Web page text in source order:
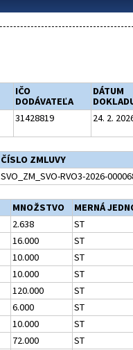
IČO
DODÁVATEĽA
DÁTUM
31428819 24. 2.
ČÍSLO ZMLUVY
SVO_ZM_SVO-RVO3-2026-
MNOŽSTVO MERNÁ
2.638 ST
16.000 ST
10.000 ST
10.000 ST
120.000 ST
6.000 ST
10.000 ST
72.000 ST